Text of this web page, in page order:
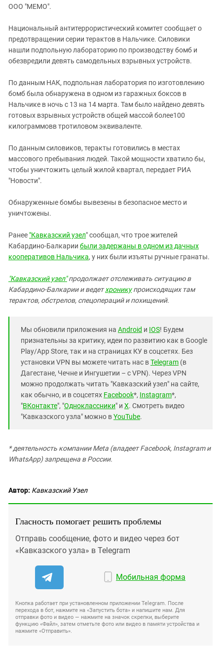
ИНАКОМЫСЛИЕ В ЧЕЧНЕ
ПРЕСЛЕДОВАНИЕ АКТИВИСТОВ
МОБИЛИЗАЦИЯ И ПРОТЕСТЫ
Дагестан
Кабардино-Балкария
Калмыкия
Краснодарский край
Российская Федерация
Ростовская область
Северная Осетия - Алания
СКФО
Ставропольский край
Южная Осетия
ЮФО
ООО "МЕМО".
Национальный антитеррористический комитет сообщает о
предотвращении серии терактов в Нальчике. Силовики
нашли подпольную лабораторию по производству бомб и
обезвредили девять самодельных взрывных устройств.
По данным НАК, подпольная лаборатория по изготовлению
бомб была обнаружена в одном из гаражных боксов в
Нальчике в ночь с 13 на 14 марта. Там было найдено девять
готовых взрывных устройств общей массой более100
килограммовв тротиловом эквиваленте.
По данным силовиков, теракты готовились в местах
массового пребывания людей. Такой мощности хватило бы,
чтобы уничтожить целый жилой квартал, передает РИА
"Новости".
Обнаруженные бомбы вывезены в безопасное место и
уничтожены.
Ранее "Кавказский узел" сообщал, что трое жителей
Кабардино-Балкарии были задержаны в одном из дачных
кооперативов Нальчика, у них были изъяты ручные гранаты.
"Кавказский узел"продолжает отслеживать ситуацию в
Кабардино-Балкарии и ведетхроникупроисходящих там
терактов, обстрелов, спецопераций и похищений.
Мы обновили приложения на Android и IOS! Будем
признательны за критику, идеи по развитию как в Google
Play/App Store, так и на страницах КУ в соцсетях. Без
установки VPN вы можете читать нас вTelegram (в
Дагестане, Чечне и Ингушетии – с VPN). Через VPN
можно продолжать читать "Кавказский узел" на сайте,
как обычно, и в соцсетях Facebook*, Instagram*,
"ВКонтакте", "Одноклассники" и X. Смотреть видео
"Кавказского узла" можно вYouTube.
* деятельность компании Meta (владеет Facebook, Instagram и
WhatsApp) запрещена в России.
Автор: Кавказский Узел
Гласность помогает решить проблемы
Отправь сообщение, фото и видео через бот
«Кавказского узла» в Telegram
Мобильная форма
Кнопка работает при установленном приложении Telegram. После
перехода в бот, нажмите на «Запустить бота» и напишите нам. Для
отправки фото и видео — нажмите на значок скрепки, выберите
функцию «Файл», затем отметьте фото или видео в памяти устройства и
нажмите «Отправить».